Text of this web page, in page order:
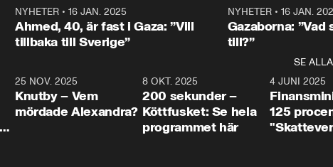
Mohamsson till svars.
Thand Ring
NYHETER• 16 JAN. 2025
Ahmed, 40, är fast i Gaza: ”Vill
tillbaka till Sverige”
NYHETER• 16 JAN.
Gazaborna:
till?”
SE ALLA
31:05
25 NOV. 2025
Knutby – Vem
mördade Alexandra?
4:29
8 OKT. 2025
200 sekunder –
Köttfusket: Se hela
programmet här
4 JUNI 2025
125